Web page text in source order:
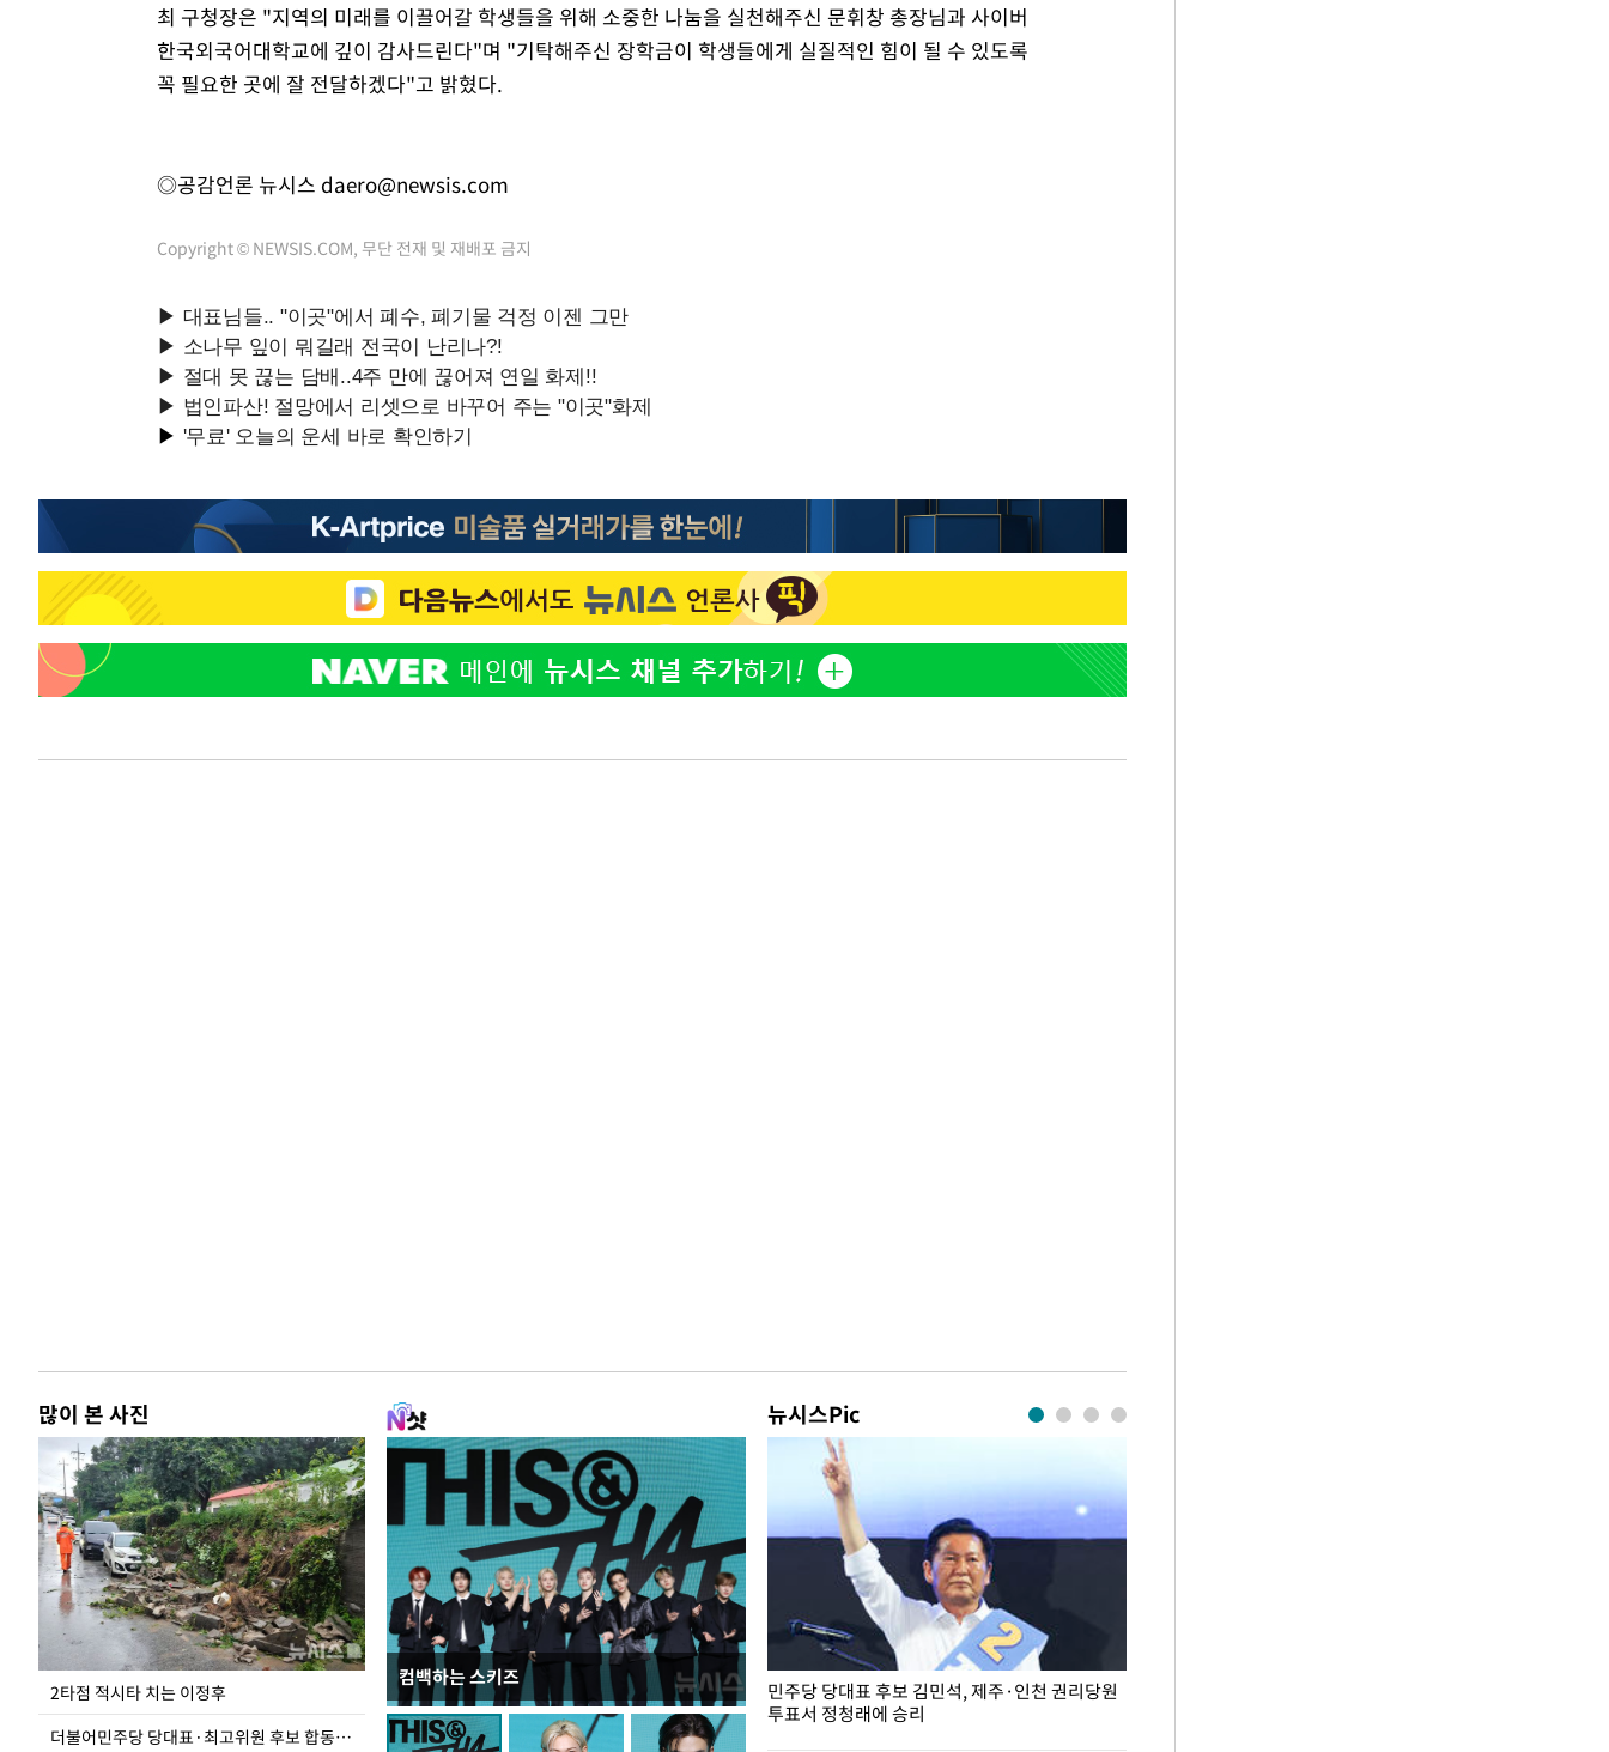
최 구청장은 "지역의 미래를 이끌어갈 학생들을 위해 소중한 나눔을 실천해주신 문휘창 총장님과 사이버
한국외국어대학교에 깊이 감사드린다"며 "기탁해주신 장학금이 학생들에게 실질적인 힘이 될 수 있도록
꼭 필요한 곳에 잘 전달하겠다"고 밝혔다.
◎공감언론 뉴시스 daero@newsis.com
Copyright © NEWSIS.COM, 무단 전재 및 재배포 금지
많이 본 사진
2타점 적시타 치는 이정후
더불어민주당 당대표·최고위원 후보 합동연설회
컴백하는 스키즈
뉴시스Pic
이번주 국회에는 무슨 일이? [뉴시스국회토pic]
민주당 당대표 후보 김민석, 제주·인천 권리당원
투표서 정청래에 승리